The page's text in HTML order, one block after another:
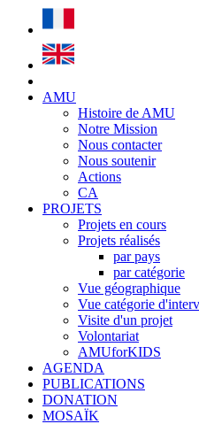
AMU
Histoire de AMU
Notre Mission
Nous contacter
Nous soutenir
Actions
CA
PROJETS
Projets en cours
Projets réalisés
par pays
par catégorie
Vue géographique
Vue catégorie
Visite d'un projet
Volontariat
AMUforKIDS
AGENDA
PUBLICATIONS
DONATION
MOSAÏK